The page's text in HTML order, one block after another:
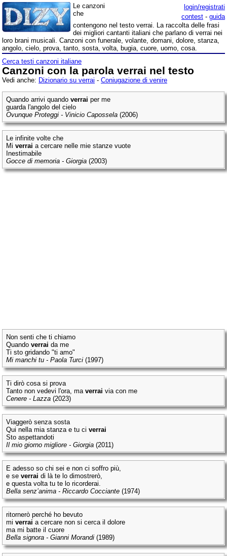
login/registrati
contest - guida
Le canzoni
che
contengono nel testo verrai. La raccolta delle frasi
dei migliori cantanti italiani che parlano di verrai nei
loro brani musicali. Canzoni con funerale, volante, domani, dolore, stanza,
angolo, cielo, prova, tanto, sosta, volta, bugia, cuore, uomo, cosa.
Cerca testi canzoni italiane
Canzoni con la parola verrai nel testo
Vedi anche: Dizionario su verrai - Coniugazione di venire
Quando arrivi quando verrai per me
guarda l'angolo del cielo
Ovunque Proteggi - Vinicio Capossela (2006)
Le infinite volte che
Mi verrai a cercare nelle mie stanze vuote
Inestimabile
Gocce di memoria - Giorgia (2003)
Non senti che ti chiamo
Quando verrai da me
Ti sto gridando "ti amo"
Mi manchi tu - Paola Turci (1997)
Ti dirò cosa si prova
Tanto non vedevi l'ora, ma verrai via con me
Cenere - Lazza (2023)
Viaggerò senza sosta
Qui nella mia stanza e tu ci verrai
Sto aspettandoti
Il mio giorno migliore - Giorgia (2011)
E adesso so chi sei e non ci soffro più,
e se verrai di là te lo dimostrerò,
e questa volta tu te lo ricorderai.
Bella senz’anima - Riccardo Cocciante (1974)
ritornerò perché ho bevuto
mi verrai a cercare non si cerca il dolore
ma mi batte il cuore
Bella signora - Gianni Morandi (1989)